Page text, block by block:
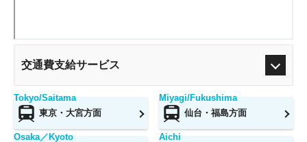
交通費支給サービス
Tokyo/Saitama
東京・大宮方面
Miyagi/Fukushima
仙台・福島方面
Osaka／Kyoto
Aichi